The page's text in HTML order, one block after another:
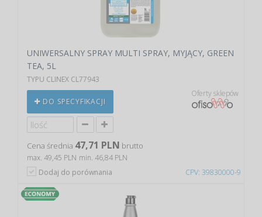
CPV: 39830000-9
UNIWERSALNY SPRAY MULTI SPRAY, MYJĄCY, GREEN
TEA, 5L
TYPU CLINEX CL77943
DO SPECYFIKACJI
Oferty sklepów
Cena średnia 47,71 PLN brutto
max. 49,45 PLN min. 46,84 PLN
Dodaj do porównania